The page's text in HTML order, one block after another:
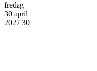
fredag
30 april
2027 30